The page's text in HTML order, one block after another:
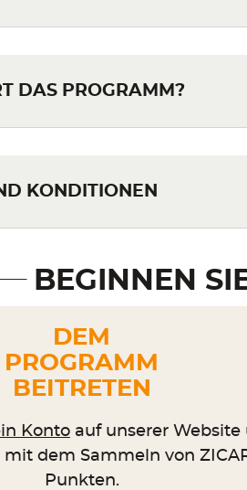
DAS PROGRAMM?
KONDITIONEN
BEGINNEN
DEM
PROGRAMM
BEITRETEN
Konto auf unserer Website
mit dem Sammeln von
Punkten.